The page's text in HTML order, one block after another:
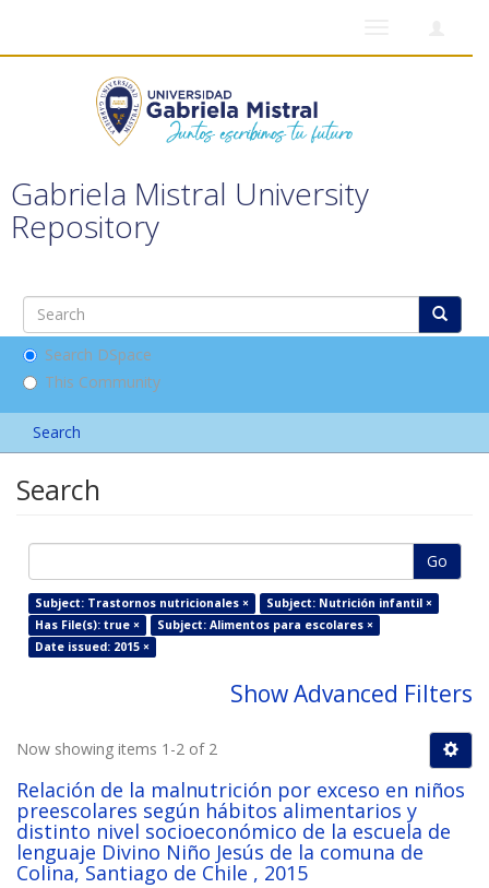
Gabriela Mistral University
Repository
Search DSpace
This Community
Search
Search
Go
Subject: Trastornos nutricionales ×
Subject: Nutrición infantil ×
Has File(s): true ×
Subject: Alimentos para escolares ×
Date issued: 2015 ×
Show Advanced Filters
Now showing items 1-2 of 2
Relación de la malnutrición por exceso en niños
preescolares según hábitos alimentarios y
distinto nivel socioeconómico de la escuela de
lenguaje Divino Niño Jesús de la comuna de
Colina, Santiago de Chile , 2015